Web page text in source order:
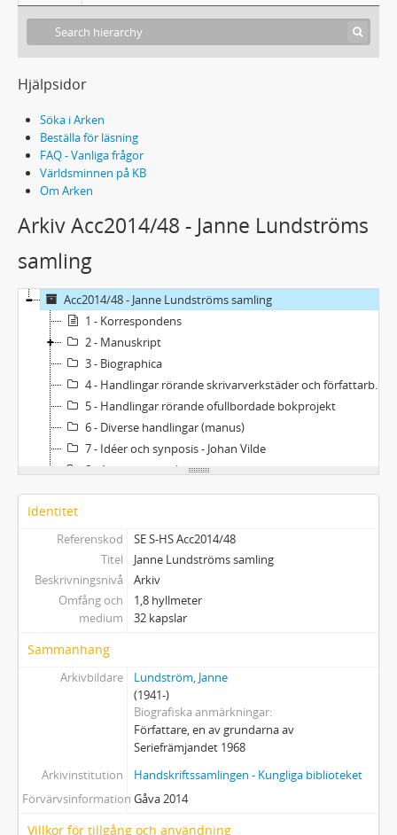
Hjälpsidor
Söka i Arken
Beställa för läsning
FAQ - Vanliga frågor
Världsminnen på KB
Om Arken
Arkiv Acc2014/48 - Janne Lundströms
samling
Acc2014/48 - Janne Lundströms samling
1 - Korrespondens
2 - Manuskript
3 - Biographica
4 - Handlingar rörande skrivarverkstäder och författarbesök
5 - Handlingar rörande ofullbordade bokprojekt
6 - Diverse handlingar (manus)
7 - Idéer och synposis - Johan Vilde
8 - Arbetsmaterial
9 - Pressklipp
11 - Audiovisuellt material
Identitet
Referenskod
SE S-HS Acc2014/48
Titel
Janne Lundströms samling
Beskrivningsnivå
Arkiv
Omfång och
medium
1,8 hyllmeter
32 kapslar
Sammanhang
Arkivbildare
Lundström, Janne
(1941-)
Biografiska anmärkningar
Författare, en av grundarna av
Seriefrämjandet 1968
Arkivinstitution
Handskriftssamlingen - Kungliga biblioteket
Förvärvsinformation Gåva 2014
Villkor för tillgång och användning